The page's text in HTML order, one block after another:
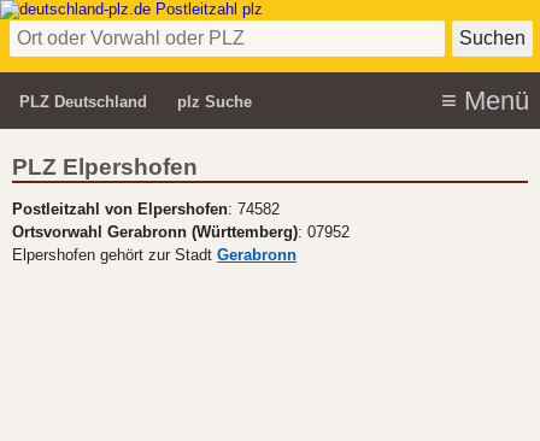
PLZ Deutschland plz Suche
PLZ Elpershofen
Postleitzahl von Elpershofen: 74582
Ortsvorwahl Gerabronn (Württemberg): 07952
Elpershofen gehört zur Stadt Gerabronn